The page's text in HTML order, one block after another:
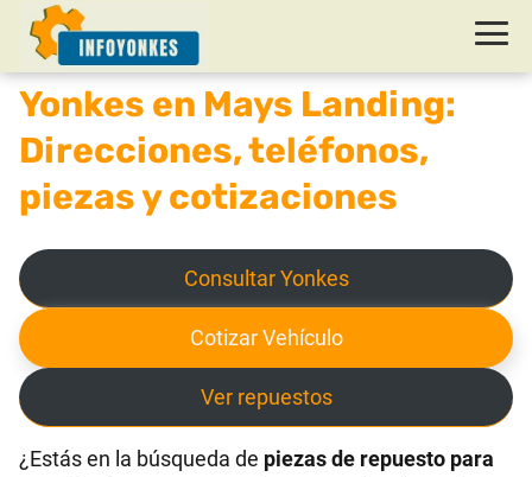
Yonkes en Mays Landing:
Direcciones, teléfonos,
piezas y cotizaciones
Consultar Yonkes
Cotizar Vehículo
Ver repuestos
¿Estás en la búsqueda de piezas de repuesto para